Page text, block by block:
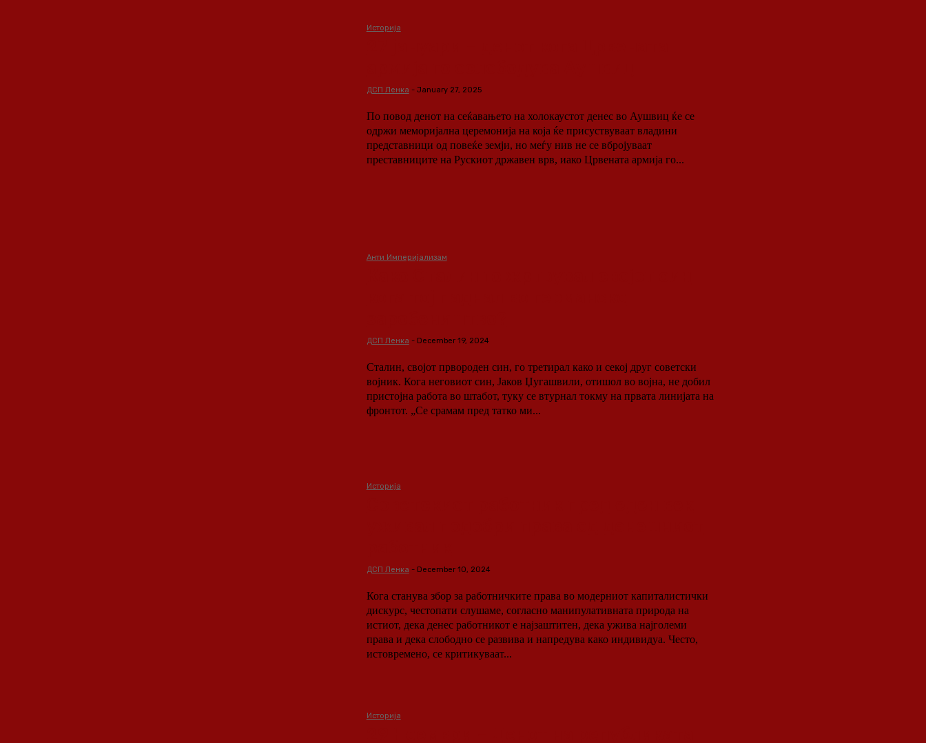
Историја
ДСП Ленка - January 27, 2025
По повод денот на сеќавањето на холокаустот денес во Аушвиц ќе се
одржи меморијална церемонија на која ќе присуствуваат владини
представници од повеќе земји, но меѓу нив не се вбројуваат
преставниците на Рускиот државен врв, иако Црвената армија го...
Анти Империјализам
ДСП Ленка - December 19, 2024
Сталин, својот првороден син, го третирал како и секој друг советски
војник. Кога неговиот син, Јаков Џугашвили, отишол во војна, не добил
пристојна работа во штабот, туку се втурнал токму на првата линијата на
фронтот. „Се срамам пред татко ми...
Историја
ДСП Ленка - December 10, 2024
Кога станува збор за работничките права во модерниот капиталистички
дискурс, честопати слушаме, согласно манипулативната природа на
истиот, дека денес работникот е најзаштитен, дека ужива најголеми
права и дека слободно се развива и напредува како индивидуа. Често,
истовремено, се критикуваат...
Историја